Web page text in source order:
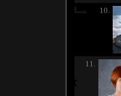
10.
11.